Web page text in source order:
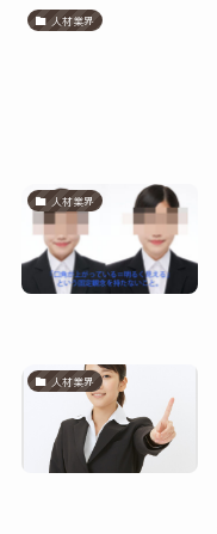
人材業界
人材業界
人材業界